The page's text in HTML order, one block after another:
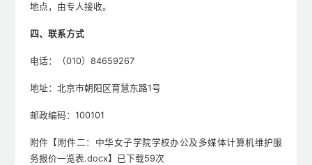
地点，由专人接收。
四、联系方式
电话：（010）84659267
地址：北京市朝阳区育慧东路1号
邮政编码：100101
附件【 附件二：中华女子学院学校办公及多媒体计算机维护服
务报价一览表.docx】已下载59次